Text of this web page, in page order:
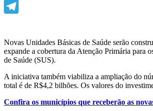
Email
Novas Unidades Básicas de Saúde serão
expande a cobertura da Atenção Primária para
de Saúde (SUS).
A iniciativa também viabiliza a ampliação do
total é de R$4,2 bilhões. Os valores do
Confira os municípios que receberão as